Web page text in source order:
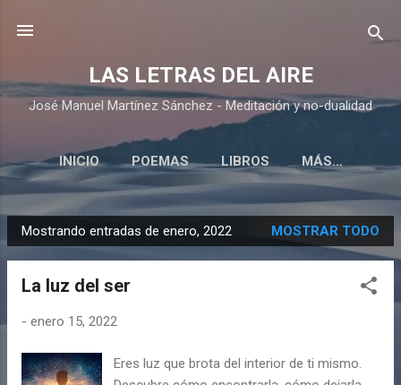
LAS LETRAS DEL AIRE
José Manuel Martínez Sánchez - Meditación y no-dualidad
INICIO POEMAS LIBROS MÁS…
E
n
Mostrando entradas de enero, 2022 MOSTRAR TODO
La luz del ser
- enero 15, 2022
Eres luz que brota del interior de ti mismo.